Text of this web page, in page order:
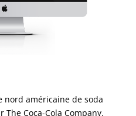
nord américaine de soda
Coca-Cola Company.